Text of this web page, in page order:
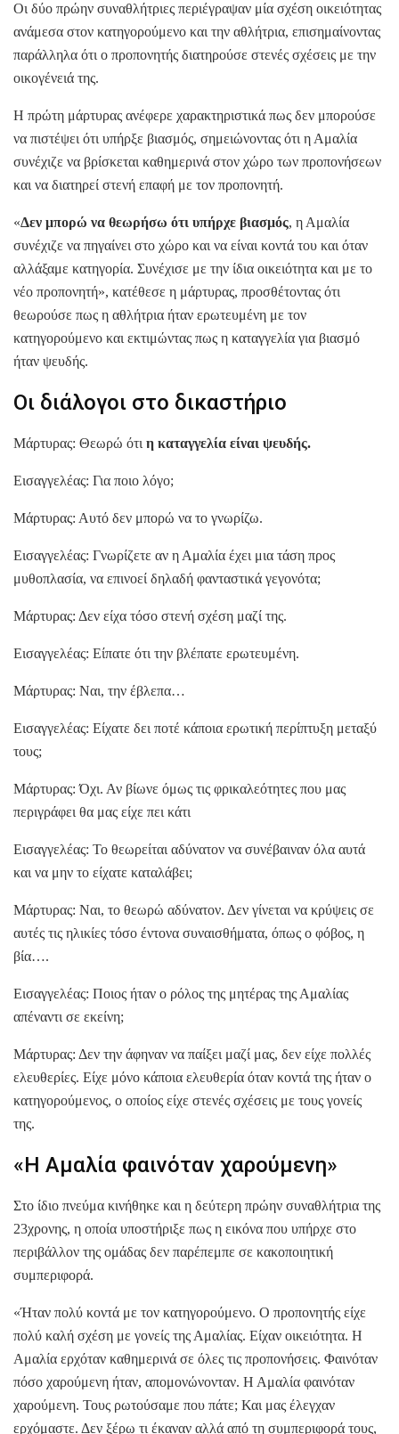
Οι δύο πρώην συναθλήτριες περιέγραψαν μία σχέση οικειότητας
ανάμεσα στον κατηγορούμενο και την αθλήτρια, επισημαίνοντας
παράλληλα ότι ο προπονητής διατηρούσε στενές σχέσεις με την
οικογένειά της.
Η πρώτη μάρτυρας ανέφερε χαρακτηριστικά πως δεν μπορούσε
να πιστέψει ότι υπήρξε βιασμός, σημειώνοντας ότι η Αμαλία
συνέχιζε να βρίσκεται καθημερινά στον χώρο των προπονήσεων
και να διατηρεί στενή επαφή με τον προπονητή.
«Δεν μπορώ να θεωρήσω ότι υπήρχε βιασμός, η Αμαλία
συνέχιζε να πηγαίνει στο χώρο και να είναι κοντά του και όταν
αλλάξαμε κατηγορία. Συνέχισε με την ίδια οικειότητα και με το
νέο προπονητή», κατέθεσε η μάρτυρας, προσθέτοντας ότι
θεωρούσε πως η αθλήτρια ήταν ερωτευμένη με τον
κατηγορούμενο και εκτιμώντας πως η καταγγελία για βιασμό
ήταν ψευδής.
Οι διάλογοι στο δικαστήριο
Μάρτυρας: Θεωρώ ότι η καταγγελία είναι ψευδής.
Εισαγγελέας: Για ποιο λόγο;
Μάρτυρας: Αυτό δεν μπορώ να το γνωρίζω.
Εισαγγελέας: Γνωρίζετε αν η Αμαλία έχει μια τάση προς
μυθοπλασία, να επινοεί δηλαδή φανταστικά γεγονότα;
Μάρτυρας: Δεν είχα τόσο στενή σχέση μαζί της.
Εισαγγελέας: Είπατε ότι την βλέπατε ερωτευμένη.
Μάρτυρας: Ναι, την έβλεπα…
Εισαγγελέας: Είχατε δει ποτέ κάποια ερωτική περίπτυξη μεταξύ
τους;
Μάρτυρας: Όχι. Αν βίωνε όμως τις φρικαλεότητες που μας
περιγράφει θα μας είχε πει κάτι
Εισαγγελέας: Το θεωρείται αδύνατον να συνέβαιναν όλα αυτά
και να μην το είχατε καταλάβει;
Μάρτυρας: Ναι, το θεωρώ αδύνατον. Δεν γίνεται να κρύψεις σε
αυτές τις ηλικίες τόσο έντονα συναισθήματα, όπως ο φόβος, η
βία….
Εισαγγελέας: Ποιος ήταν ο ρόλος της μητέρας της Αμαλίας
απέναντι σε εκείνη;
Μάρτυρας: Δεν την άφηναν να παίξει μαζί μας, δεν είχε πολλές
ελευθερίες. Είχε μόνο κάποια ελευθερία όταν κοντά της ήταν ο
κατηγορούμενος, ο οποίος είχε στενές σχέσεις με τους γονείς
της.
«Η Αμαλία φαινόταν χαρούμενη»
Στο ίδιο πνεύμα κινήθηκε και η δεύτερη πρώην συναθλήτρια της
23χρονης, η οποία υποστήριξε πως η εικόνα που υπήρχε στο
περιβάλλον της ομάδας δεν παρέπεμπε σε κακοποιητική
συμπεριφορά.
«Ήταν πολύ κοντά με τον κατηγορούμενο. Ο προπονητής είχε
πολύ καλή σχέση με γονείς της Αμαλίας. Είχαν οικειότητα. Η
Αμαλία ερχόταν καθημερινά σε όλες τις προπονήσεις. Φαινόταν
πόσο χαρούμενη ήταν, απομονώνονταν. Η Αμαλία φαινόταν
χαρούμενη. Τους ρωτούσαμε που πάτε; Και μας έλεγχαν
ερχόμαστε. Δεν ξέρω τι έκαναν αλλά από τη συμπεριφορά τους,